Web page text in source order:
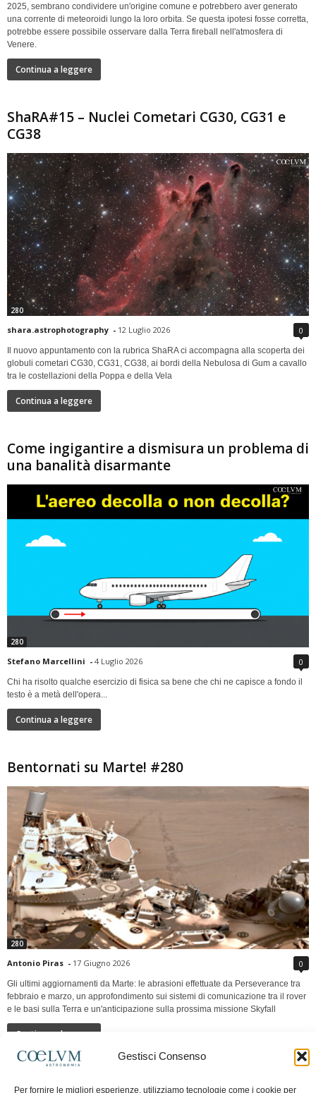
Gestisci Consenso
Per fornire le migliori esperienze, utilizziamo tecnologie come i cookie per
2025, sembrano condividere un'origine comune e potrebbero aver generato
una corrente di meteoroidi lungo la loro orbita. Se questa ipotesi fosse corretta,
potrebbe essere possibile osservare dalla Terra fireball nell'atmosfera di
Venere.
Continua a leggere
ShaRA#15 – Nuclei Cometari CG30, CG31 e
CG38
280
shara.astrophotography - 12 Luglio 2026 0
Il nuovo appuntamento con la rubrica ShaRA ci accompagna alla scoperta dei
globuli cometari CG30, CG31, CG38, ai bordi della Nebulosa di Gum a cavallo
tra le costellazioni della Poppa e della Vela
Continua a leggere
Come ingigantire a dismisura un problema di
una banalità disarmante
280
Stefano Marcellini - 4 Luglio 2026 0
Chi ha risolto qualche esercizio di fisica sa bene che chi ne capisce a fondo il
testo è a metà dell'opera...
Continua a leggere
Bentornati su Marte! #280
280
Antonio Piras - 17 Giugno 2026 0
Gli ultimi aggiornamenti da Marte: le abrasioni effettuate da Perseverance tra
febbraio e marzo, un approfondimento sui sistemi di comunicazione tra il rover
e le basi sulla Terra e un'anticipazione sulla prossima missione Skyfall
Continua a leggere